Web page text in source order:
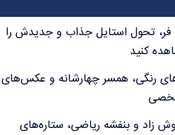
فر، تحول استایل جذاب و جدیدش را
کنید
رنگی، همسر چهارشانه و عکس‌های
زاد و بنفشه ریاضی، ستاره‌های